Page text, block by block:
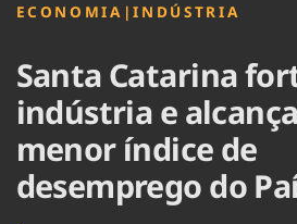
ECONOMIA |INDÚSTRIA
Santa Catarina
indústria e alcança
menor índice de
desemprego do